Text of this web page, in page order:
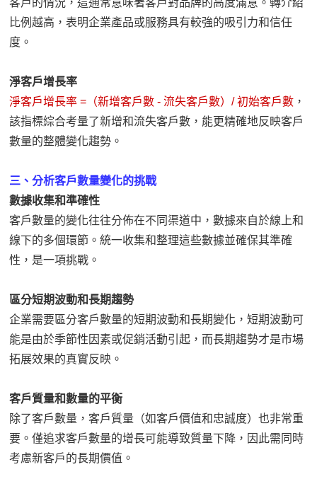
客戶的情況，這通常意味著客戶對品牌的高度滿意。轉介紹
比例越高，表明企業產品或服務具有較強的吸引力和信任
度。
淨客戶增長率
淨客戶增長率 =（新增客戶數 - 流失客戶數）/ 初始客戶數 ，
該指標綜合考量了新增和流失客戶數，能更精確地反映客戶
數量的整體變化趨勢。
三、分析客戶數量變化的挑戰
數據收集和準確性
客戶數量的變化往往分佈在不同渠道中，數據來自於線上和
線下的多個環節。統一收集和整理這些數據並確保其準確
性，是一項挑戰。
區分短期波動和長期趨勢
企業需要區分客戶數量的短期波動和長期變化，短期波動可
能是由於季節性因素或促銷活動引起，而長期趨勢才是市場
拓展效果的真實反映。
客戶質量和數量的平衡
除了客戶數量，客戶質量（如客戶價值和忠誠度）也非常重
要。僅追求客戶數量的增長可能導致質量下降，因此需同時
考慮新客戶的長期價值。